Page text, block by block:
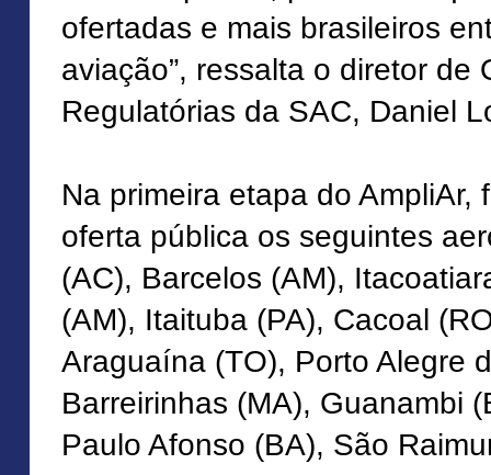
ofertadas e mais brasileiros
aviação”, ressalta o diretor de
Regulatórias da SAC, Daniel
Na primeira etapa do AmpliAr,
oferta pública os seguintes
(AC), Barcelos (AM),
(AM), Itaituba (PA), Cacoal
Araguaína (TO), Porto Alegre
Barreirinhas (MA), Guanambi
Paulo Afonso (BA), São